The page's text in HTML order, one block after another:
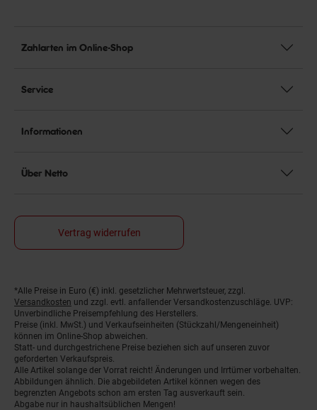
Zahlarten im Online-Shop
Service
Informationen
Über Netto
Vertrag widerrufen
Fußnoten
*Alle Preise in Euro (€) inkl. gesetzlicher Mehrwertsteuer, zzgl.
Versandkosten und zzgl. evtl. anfallender Versandkostenzuschläge. UVP:
Unverbindliche Preisempfehlung des Herstellers.
Preise (inkl. MwSt.) und Verkaufseinheiten (Stückzahl/Mengeneinheit)
können im Online-Shop abweichen.
Statt- und durchgestrichene Preise beziehen sich auf unseren zuvor
geforderten Verkaufspreis.
Alle Artikel solange der Vorrat reicht! Änderungen und Irrtümer vorbehalten.
Abbildungen ähnlich. Die abgebildeten Artikel können wegen des
begrenzten Angebots schon am ersten Tag ausverkauft sein.
Abgabe nur in haushaltsüblichen Mengen!